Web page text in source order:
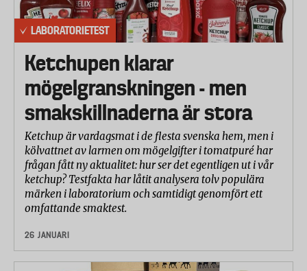
LABORATORIETEST
Ketchupen klarar
mögelgranskningen - men
smakskillnaderna är stora
Ketchup är vardagsmat i de flesta svenska hem, men i
kölvattnet av larmen om mögelgifter i tomatpuré har
frågan fått ny aktualitet: hur ser det egentligen ut i vår
ketchup? Testfakta har låtit analysera tolv populära
märken i laboratorium och samtidigt genomfört ett
omfattande smaktest.
26 JANUARI